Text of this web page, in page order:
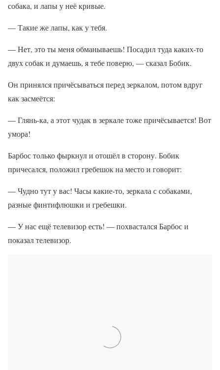
собака, и лапы у неё кривые.
— Такие же лапы, как у тебя.
— Нет, это ты меня обманываешь! Посадил туда каких-то
двух собак и думаешь, я тебе поверю, — сказал Бобик.
Он принялся причёсываться перед зеркалом, потом вдруг
как засмеётся:
— Глянь-ка, а этот чудак в зеркале тоже причёсывается! Вот
умора!
Барбос только фыркнул и отошёл в сторону. Бобик
причесался, положил гребешок на место и говорит:
— Чудно тут у вас! Часы какие-то, зеркала с собаками,
разные финтифлюшки и гребешки.
— У нас ещё телевизор есть! — похвастался Барбос и
показал телевизор.